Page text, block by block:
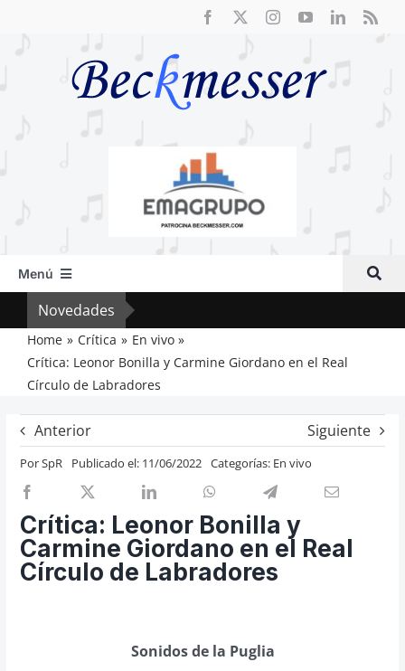
Menú
Inicio
Actual
Artículos
Previos de ópera
Entrevistas
Recomendación
Cosas de Beckmesser
Nosotros y privacidad
Buscar:
Novedades
Home Crítica
En vivo
Crítica: Leonor Bonilla y Carmine Giordano en el Real
Círculo de Labradores
Anterior Siguiente
PorSpR Publicado el: 11/06/2022 Categorías: En vivo
Crítica: Leonor Bonilla y
Carmine Giordano en el Real
Círculo de Labradores
Sonidos de la Puglia